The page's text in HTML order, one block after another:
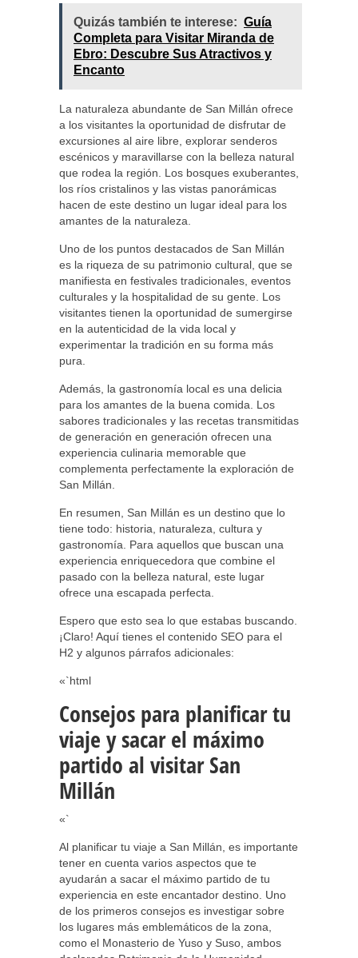
Quizás también te interese: Guía
Completa para Visitar Miranda de
Ebro: Descubre Sus Atractivos y
Encanto
La naturaleza abundante de San Millán ofrece
a los visitantes la oportunidad de disfrutar de
excursiones al aire libre, explorar senderos
escénicos y maravillarse con la belleza natural
que rodea la región. Los bosques exuberantes,
los ríos cristalinos y las vistas panorámicas
hacen de este destino un lugar ideal para los
amantes de la naturaleza.
Uno de los puntos destacados de San Millán
es la riqueza de su patrimonio cultural, que se
manifiesta en festivales tradicionales, eventos
culturales y la hospitalidad de su gente. Los
visitantes tienen la oportunidad de sumergirse
en la autenticidad de la vida local y
experimentar la tradición en su forma más
pura.
Además, la gastronomía local es una delicia
para los amantes de la buena comida. Los
sabores tradicionales y las recetas transmitidas
de generación en generación ofrecen una
experiencia culinaria memorable que
complementa perfectamente la exploración de
San Millán.
En resumen, San Millán es un destino que lo
tiene todo: historia, naturaleza, cultura y
gastronomía. Para aquellos que buscan una
experiencia enriquecedora que combine el
pasado con la belleza natural, este lugar
ofrece una escapada perfecta.
Espero que esto sea lo que estabas buscando.
¡Claro! Aquí tienes el contenido SEO para el
H2 y algunos párrafos adicionales:
«`html
Consejos para planificar tu
viaje y sacar el máximo
partido al visitar San
Millán
«`
Al planificar tu viaje a San Millán, es importante
tener en cuenta varios aspectos que te
ayudarán a sacar el máximo partido de tu
experiencia en este encantador destino. Uno
de los primeros consejos es investigar sobre
los lugares más emblemáticos de la zona,
como el Monasterio de Yuso y Suso, ambos